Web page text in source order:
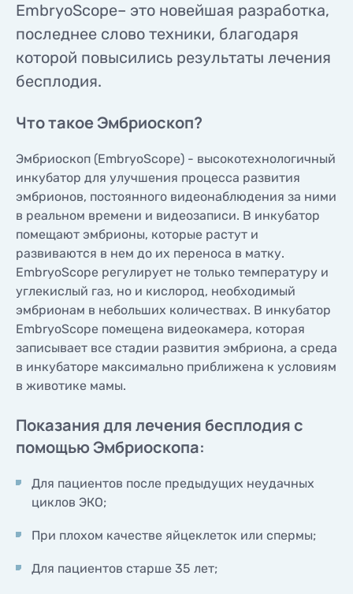
КОНТАКТЫ
КОНТАКТЫ
EmbryoScope– это новейшая разработка,
последнее слово техники, благодаря
которой повысились результаты лечения
бесплодия.
Что такое Эмбриоскоп?
Эмбриоскоп (EmbryoScope) - высокотехнологичный
инкубатор для улучшения процесса развития
эмбрионов, постоянного видеонаблюдения за ними
в реальном времени и видеозаписи. В инкубатор
помещают эмбрионы, которые растут и
развиваются в нем до их переноса в матку.
EmbryoScope регулирует не только температуру и
углекислый газ, но и кислород, необходимый
эмбрионам в небольших количествах. В инкубатор
EmbryoScope помещена видеокамера, которая
записывает все стадии развития эмбриона, а среда
в инкубаторе максимально приближена к условиям
в животике мамы.
Показания для лечения бесплодия с
помощью Эмбриоскопа:
Для пациентов после предыдущих неудачных
циклов ЭКО;
При плохом качестве яйцеклеток или спермы;
Для пациентов старше 35 лет;